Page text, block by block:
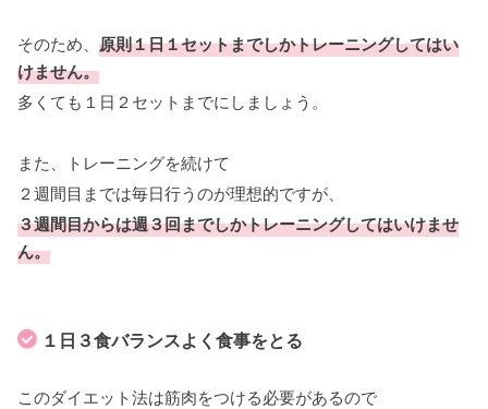
そのため、原則１日１セットまでしかトレーニングしてはい
けません。
多くても１日２セットまでにしましょう。
また、トレーニングを続けて
２週間目までは毎日行うのが理想的ですが、
３週間目からは週３回までしかトレーニングしてはいけませ
ん。
１日３食バランスよく食事をとる
このダイエット法は筋肉をつける必要があるので